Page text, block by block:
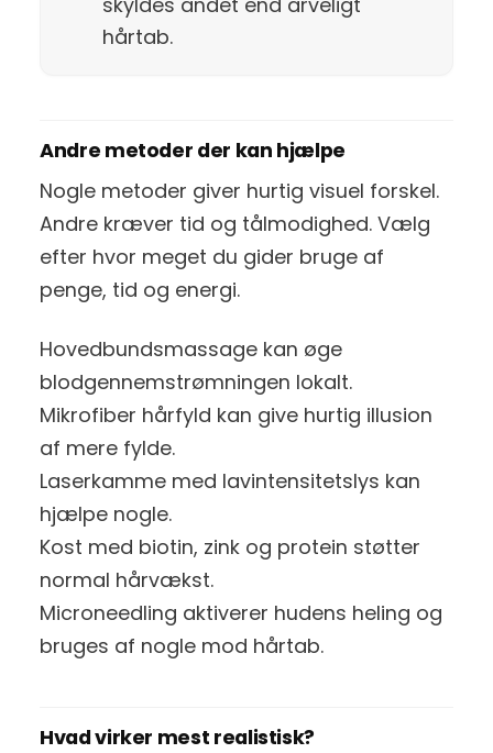
hårtab.
Andre metoder der kan hjælpe
Nogle metoder giver hurtig visuel forskel.
Andre kræver tid og tålmodighed. Vælg
efter hvor meget du gider bruge af
penge, tid og energi.
Hovedbundsmassage kan øge
blodgennemstrømningen lokalt.
Mikrofiber hårfyld kan give hurtig illusion
af mere fylde.
Laserkamme med lavintensitetslys kan
hjælpe nogle.
Kost med biotin, zink og protein støtter
normal hårvækst.
Microneedling aktiverer hudens heling og
bruges af nogle mod hårtab.
Hvad virker mest realistisk?